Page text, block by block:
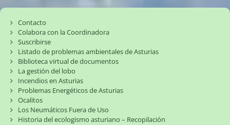
Contacto
Colabora con la Coordinadora
Suscribirse
Listado de problemas ambientales de Asturias
Biblioteca virtual de documentos
La gestión del lobo
Incendios en Asturias
Problemas Energéticos de Asturias
Ocalitos
Los Neumáticos Fuera de Uso
Historia del ecologismo asturiano – Recopilación